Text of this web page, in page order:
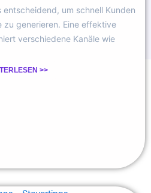
um schnell Kunden
zu generieren. Eine effektive
verschiedene Kanäle wie
>>